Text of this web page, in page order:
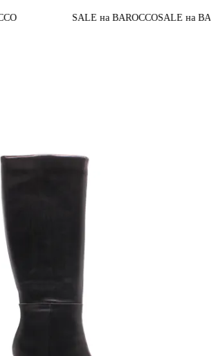
SALE на BAROCCOSALE на BAROCCOДо конца